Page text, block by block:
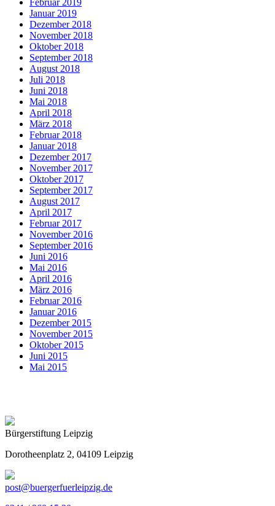
Februar 2019
Januar 2019
Dezember 2018
November 2018
Oktober 2018
September 2018
August 2018
Juli 2018
Juni 2018
Mai 2018
April 2018
März 2018
Februar 2018
Januar 2018
Dezember 2017
November 2017
Oktober 2017
September 2017
August 2017
April 2017
Februar 2017
November 2016
September 2016
Juni 2016
Mai 2016
April 2016
März 2016
Februar 2016
Januar 2016
Dezember 2015
November 2015
Oktober 2015
Juni 2015
Mai 2015
Bürgerstiftung Leipzig
Dorotheenplatz 2, 04109 Leipzig
post@buergerfuerleipzig.de